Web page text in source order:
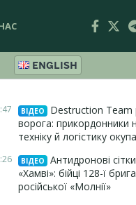
ENGLISH
ВІДЕО
Destruction Team
ворога: прикордонники
техніку й логістику
ВІДЕО
Антидронові
«Хамві»: бійці 128-ї
російської «Молнії»